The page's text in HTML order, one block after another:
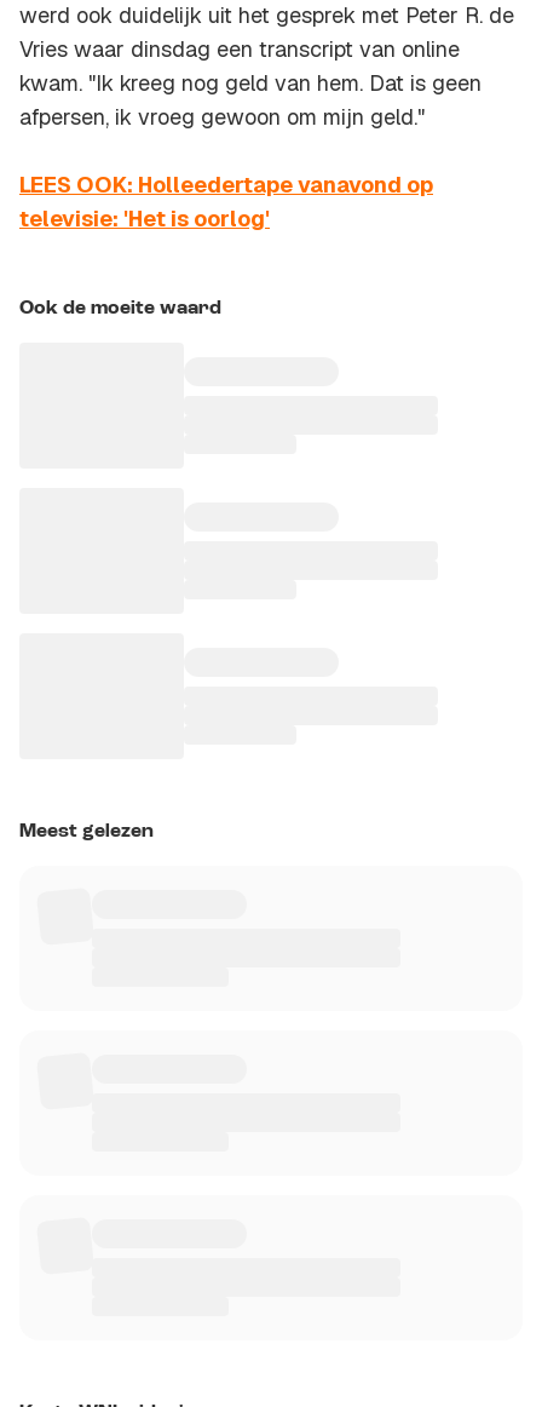
werd ook duidelijk uit het gesprek met Peter R. de
Vries waar dinsdag een transcript van online
kwam. "Ik kreeg nog geld van hem. Dat is geen
afpersen, ik vroeg gewoon om mijn geld."
LEES OOK: Holleedertape vanavond op
televisie: 'Het is oorlog'
Ook de moeite waard
Meest gelezen